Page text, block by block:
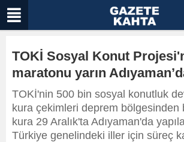
TOKİ Sosyal Konut
maratonu yarın
TOKİ'nin 500 bin sosyal konutluk
kura çekimleri deprem bölgesinden
kura 29 Aralık'ta Adıyaman'da
Türkiye genelindeki iller için süreç